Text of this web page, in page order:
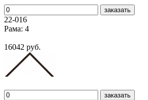
заказать
22-016
Рама: 4
16042 руб.
заказать